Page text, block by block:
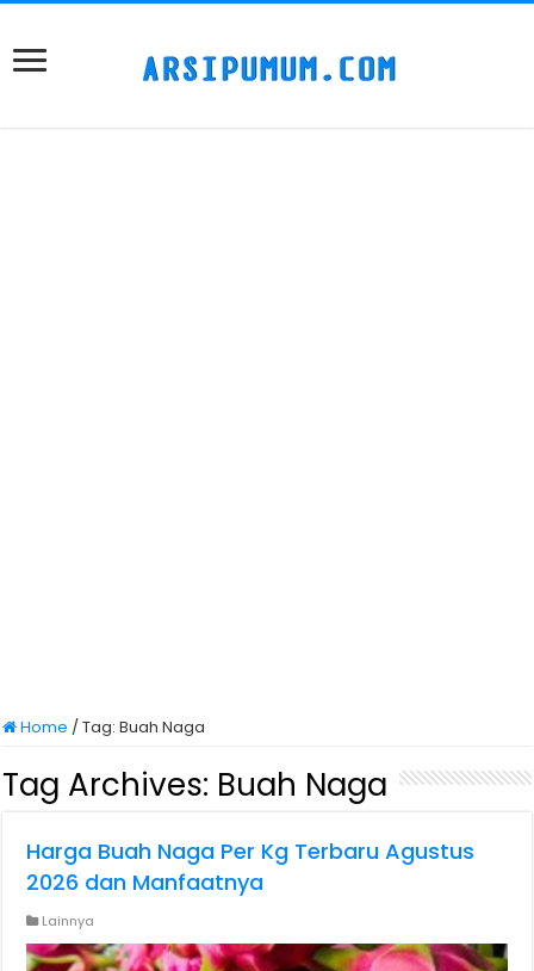
Home /Tag:Buah Naga
Tag Archives: Buah Naga
Harga Buah Naga Per Kg Terbaru Agustus
2026 dan Manfaatnya
Lainnya